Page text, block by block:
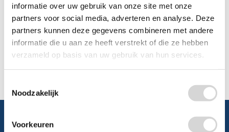
informatie over uw gebruik van onze site met onze
partners voor social media, adverteren en analyse. Deze
partners kunnen deze gegevens combineren met andere
informatie die u aan ze heeft verstrekt of die ze hebben
verzameld op basis van uw gebruik van hun services.
Noodzakelijk
Voorkeuren
Offerte aanvragen Vraag een speciale prijs op bij ons, wij
kijken naar de mogelijkheden.